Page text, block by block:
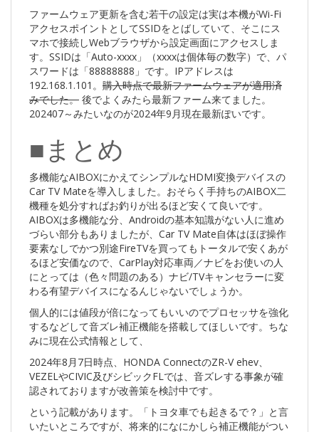
ファームウェア更新を含む若干の設定は実は本機がWi-Fi
アクセスポイントとしてSSIDをとばしていて、そこにス
マホで接続しWebブラウザから設定画面にアクセスしま
す。SSIDは「Auto-xxxx」（xxxxは個体毎の数字）で、パ
スワードは「88888888」です。IPアドレスは
192.168.1.101。 購入時点で最新ファームウェアが適用済
みでした。 後でよくみたら最新ファーム来てました。
202407～みたいなのが2024年9月現在最新ぽいです。
■まとめ
多機能なAIBOXにかえてシンプルなHDMI変換デバイスの
Car TV Mateを導入しました。おそらく手持ちのAIBOX二
機種を処分すればお釣りが出るほど安くて良いです。
AIBOXは多機能な分、Androidの基本知識がない人に進め
づらい部分もありましたが、Car TV Mate自体はほぼ操作
要素なしでかつ別途FireTVを買ってもトータルで安くあが
るほど安価なので、CarPlay対応車両／ナビをお使いの人
にとっては（色々問題のある）ナビ/TVキャンセラーに変
わる有望デバイスになるんじゃないでしょうか。
個人的には値段が倍になってもいいのでプロセッサを強化
するなどして音ズレ補正機能を搭載してほしいです。ちな
みに現在公式情報として、
2024年8月7日時点、HONDA ConnectのZR-V ehev、
VEZELやCIVIC及びシビックFLでは、音ズレする事象が確
認されておりますが改善策を検討中です。
という記載があります。「トヨタ車でも起きるで？」と言
いたいところですが、将来的になにかしら補正機能がつい